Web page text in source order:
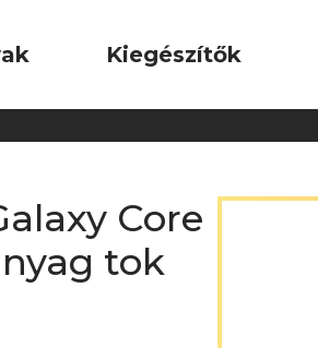
Kiegészítők
Core
tok